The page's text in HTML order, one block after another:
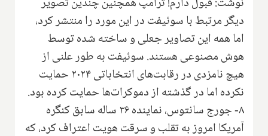
دیگر مرتبط با سوئیفت در این مورد را منتشر کرد،
اما همه این تصاویر جعلی و ساخته شده توسط
هوش مصنوعی هستند. سوئیفت به طور علنی از
هیچ نامزدی در رقابت‌های انتخاباتی ۲۰۲۴ حمایت
نکرده اما در گذشته از دموکرات‌ها حمایت کرده بود.
۸- جورج سانتوس، نماینده ۳۶ ساله سابق کنگره
آمریکا امروز به تقلب و سرقت هویت اعتراف کرد، که